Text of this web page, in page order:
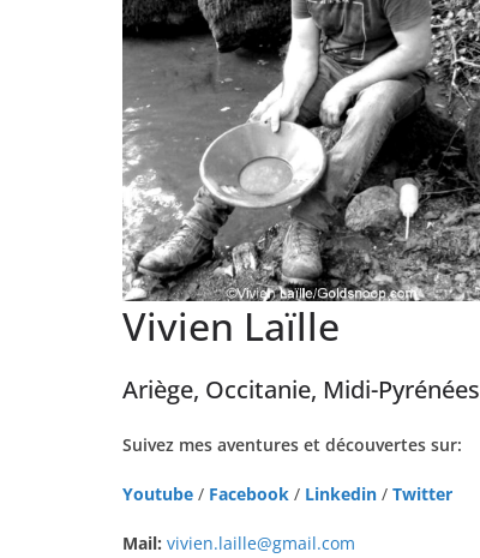
Vivien Laïlle
Ariège, Occitanie, Midi-Pyrénées
Suivez mes aventures et découvertes sur:
Youtube / Facebook / Linkedin / Twitter
Mail: vivien.laille@gmail.com